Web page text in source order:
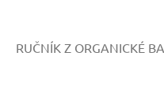
RUČNÍK Z ORGANICKÉ